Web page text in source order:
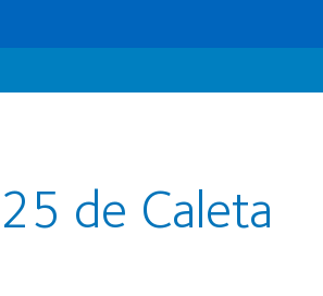
de Caleta